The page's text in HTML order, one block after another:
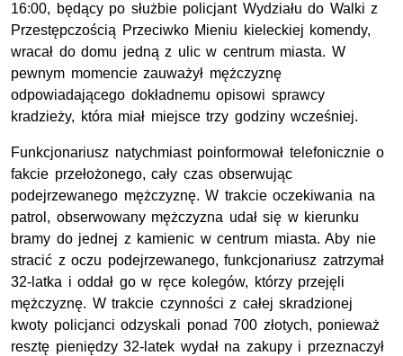
16:00, będący po służbie policjant Wydziału do Walki z
Przestępczością Przeciwko Mieniu kieleckiej komendy,
wracał do domu jedną z ulic w centrum miasta. W
pewnym momencie zauważył mężczyznę
odpowiadającego dokładnemu opisowi sprawcy
kradzieży, która miał miejsce trzy godziny wcześniej.
Funkcjonariusz natychmiast poinformował telefonicznie o
fakcie przełożonego, cały czas obserwując
podejrzewanego mężczyznę. W trakcie oczekiwania na
patrol, obserwowany mężczyzna udał się w kierunku
bramy do jednej z kamienic w centrum miasta. Aby nie
stracić z oczu podejrzewanego, funkcjonariusz zatrzymał
32-latka i oddał go w ręce kolegów, którzy przejęli
mężczyznę. W trakcie czynności z całej skradzionej
kwoty policjanci odzyskali ponad 700 złotych, ponieważ
resztę pieniędzy 32-latek wydał na zakupy i przeznaczył